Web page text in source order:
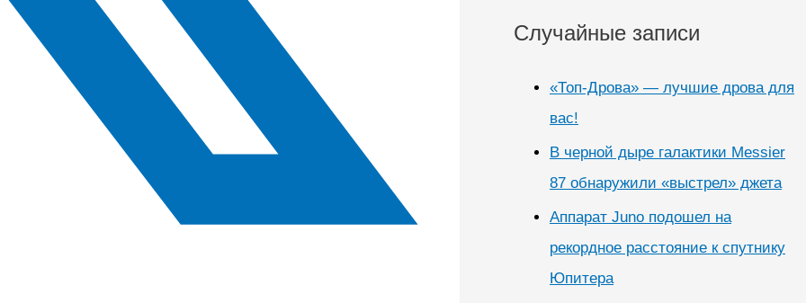
Случайные записи
«Топ-Дрова» — лучшие дрова для
вас!
В черной дыре галактики Messier
87 обнаружили «выстрел» джета
Аппарат Juno подошел на
рекордное расстояние к спутнику
Юпитера